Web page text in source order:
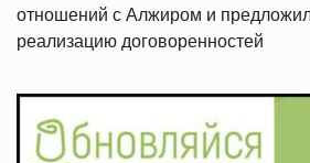
отношений с Алжиром и предложил
реализацию договоренностей